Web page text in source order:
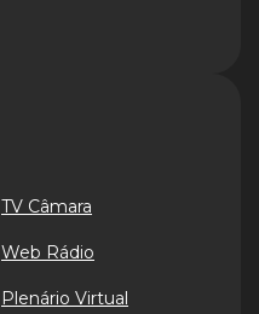
TV Câmara
Web Rádio
Plenário Virtual